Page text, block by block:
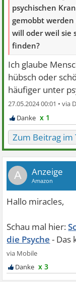
psychischen
gemobbt
will oder weil sie
finden?
Ich glaube
hübsch oder
häufiger unter
27.05.2024 00:01 •
x 1
Zum Beitrag im
A
die Psyche
x 3